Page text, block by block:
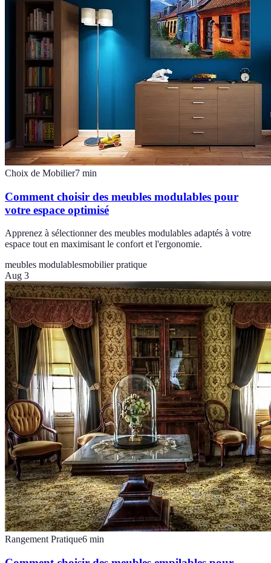
Choix de Mobilier7 min
Comment choisir des meubles modulables pour
votre espace optimisé
Apprenez à sélectionner des meubles modulables adaptés à votre
espace tout en maximisant le confort et l'ergonomie.
meubles modulablesmobilier pratique
Aug 3
Rangement Pratique6 min